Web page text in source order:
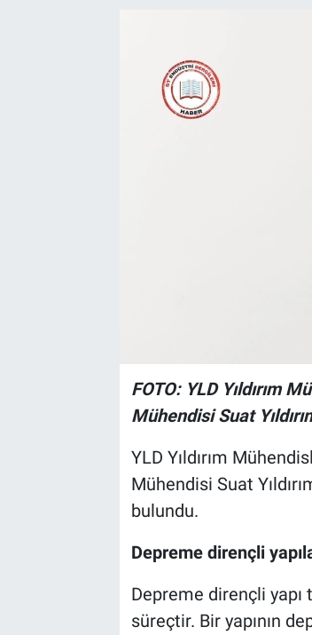
FOTO: YLD Yıldırım
Mühendisi Suat
YLD Yıldırım
Mühendisi Suat
bulundu.
Depreme dirençli
Depreme dirençli
süreçtir. Bir yapının
Enerjisini Üreten Fabrikalar
Endüstri 4.0 Uygulamaları